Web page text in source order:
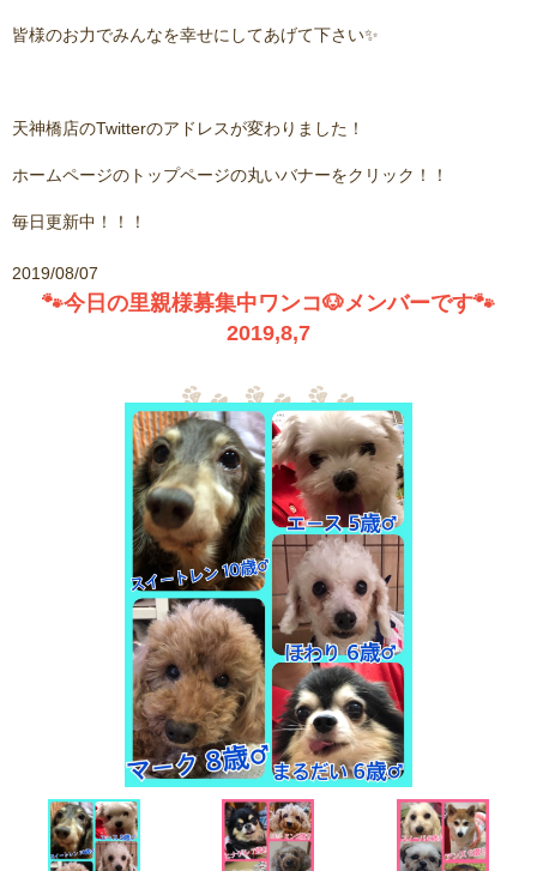
皆様のお力でみんなを幸せにしてあげて下さい✨
天神橋店のTwitterのアドレスが変わりました！
ホームページのトップページの丸いバナーをクリック！！
毎日更新中！！！
2019/08/07
🐾今日の里親様募集中ワンコ🐶メンバーです🐾
2019,8,7